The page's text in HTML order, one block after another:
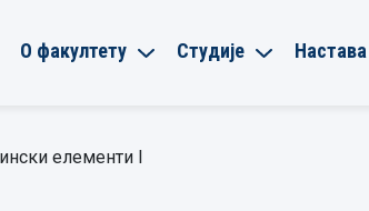
О факултету Студије Настава
елементи I